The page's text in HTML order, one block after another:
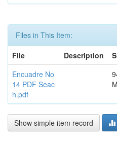
Files in This Item:
File
Description
Encuadre No
14 PDF Seac
h.pdf
Show simple item record